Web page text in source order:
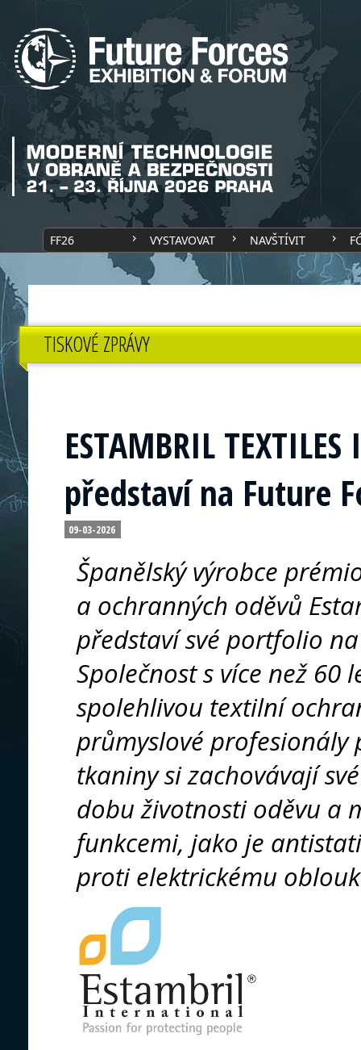
FF26 VYSTAVOVAT NAVŠTÍVIT
TISKOVÉ ZPRÁVY
ESTAMBRIL
představí na Future
09-03-2026
Španělský výrobce
a ochranných oděvů
představí své portfolio
Společnost s více než 60
spolehlivou textilní
průmyslové profesionály
tkaniny si zachovávají
dobu životnosti oděvu a
funkcemi, jako je
proti elektrickému